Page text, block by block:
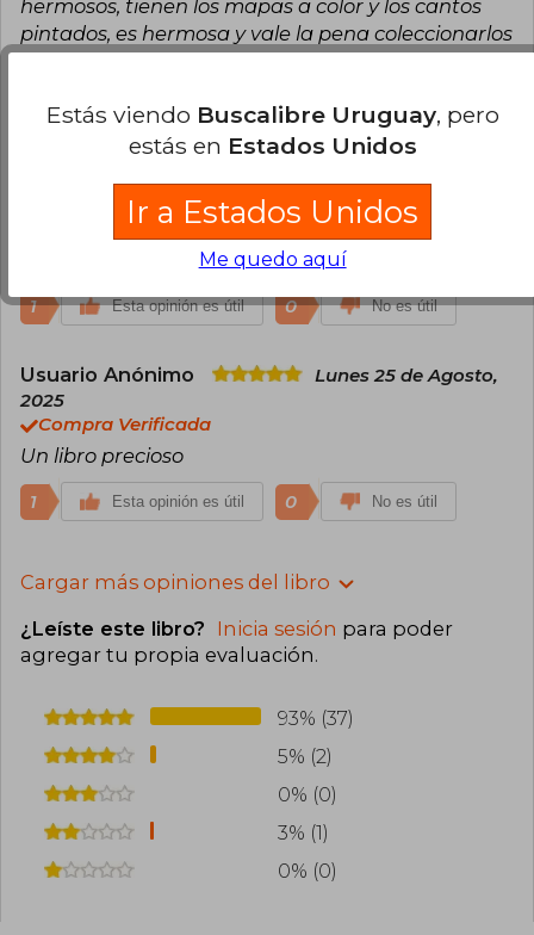
hermosos, tienen los mapas a color y los cantos
pintados, es hermosa y vale la pena coleccionarlos
Kimberly Cano
Martes 15 de Julio, 2025
UNA EDICION BELLISIMA, LLEGO EN MUY
BUENAS CONDICIONES, NADA MALTRATADO. EL
DISEÑO ES PRECIOSO.
1 Esta opinión es útil 0 No es útil
Usuario Anónimo
Lunes 25 de Agosto,
2025
Compra Verificada
Un libro precioso
1 Esta opinión es útil 0 No es útil
Cargar más opiniones del libro
¿Leíste este libro? Inicia sesión para poder
agregar tu propia evaluación.
93% (37)
5% (2)
0% (0)
3% (1)
0% (0)
Estás viendo Buscalibre Uruguay, pero
estás en Estados Unidos
Ir a Estados Unidos
Me quedo aquí